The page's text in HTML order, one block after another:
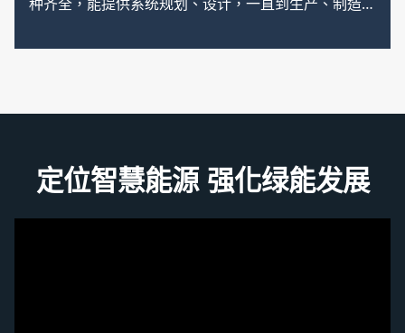
更具有高质量、高信赖度等之最佳服务等特点，深受广
大用户的喜爱与赞。
定位智慧能源 强化绿能发展